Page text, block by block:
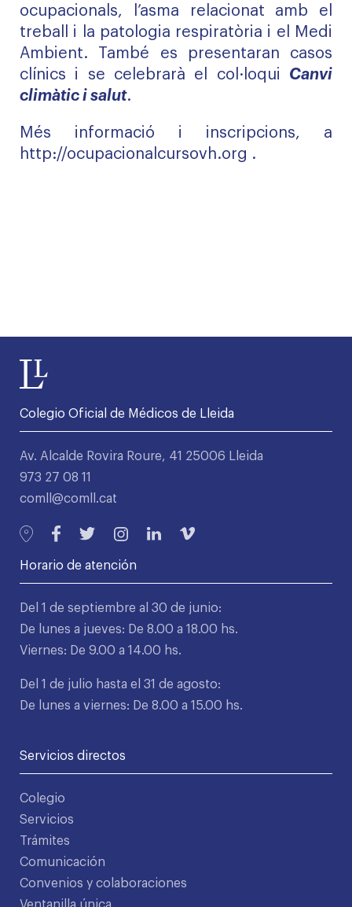
ocupacionals, l’asma relacionat amb el
treball i la patologia respiratòria i el Medi
Ambient. També es presentaran casos
clínics i se celebrarà el col·loqui Canvi
climàtic i salut.
Més informació i inscripcions, a
http://ocupacionalcursovh.org .
Colegio Oficial de Médicos de Lleida
Av. Alcalde Rovira Roure, 41 25006 Lleida
973 27 08 11
comll@comll.cat
Horario de atención
Del 1 de septiembre al 30 de junio:
De lunes a jueves: De 8.00 a 18.00 hs.
Viernes: De 9.00 a 14.00 hs.
Del 1 de julio hasta el 31 de agosto:
De lunes a viernes: De 8.00 a 15.00 hs.
Servicios directos
Colegio
Servicios
Trámites
Comunicación
Convenios y colaboraciones